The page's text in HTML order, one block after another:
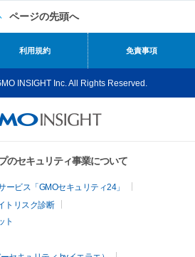
ページの先頭へ
利用規約 免責事項
INSIGHT Inc. All Rights Reserved.
のセキュリティ事業について
ビス「GMOセキュリティ24」
トリスク診断
ト